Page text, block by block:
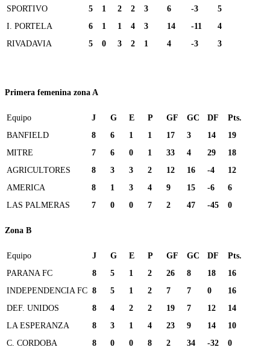
SPORTIVO
5 1 2 2 3 6 -3
5
I. PORTELA
6 1 1 4 3 14 -11
4
RIVADAVIA
5 0 3 2 1 4 -3 3
Primera femenina zona A
Equipo J G E P GF GC DF
Pts.
BANFIELD
8 6 1 1 17 3 14
19
MITRE
7 6 0 1 33 4 29
18
AGRICULTORES
8 3 3 2 12 16 -4
12
AMERICA
8 1 3 4 9 15 -6
6
LAS PALMERAS
7 0 0 7 2 47 -45 0
Zona B
Equipo J G E P GF GC DF
Pts.
PARANA FC
8 5 1 2 26 8 18
16
INDEPENDENCIA FC 8 5 1 2 7 7 0
16
DEF. UNIDOS
8 4 2 2 19 7 12
14
LA ESPERANZA
8 3 1 4 23 9 14
10
C. CORDOBA
8 0 0 8 2 34 -32 0